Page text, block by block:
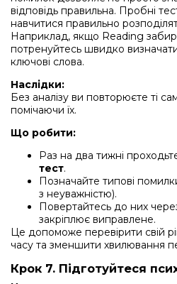
відповідь правильна. Пробні
навчитися правильно
Наприклад, якщо Reading
потренуйтесь швидко
ключові слова.
Наслідки:
Без аналізу ви повторюєте ті
помічаючи їх.
Що робити:
Раз на два тижні
тест.
Позначайте типові
з неуважністю).
Повертайтесь до них
закріплює виправлене.
Це допоможе перевірити свій
часу та зменшити хвилювання
Крок 7. Підготуйтеся